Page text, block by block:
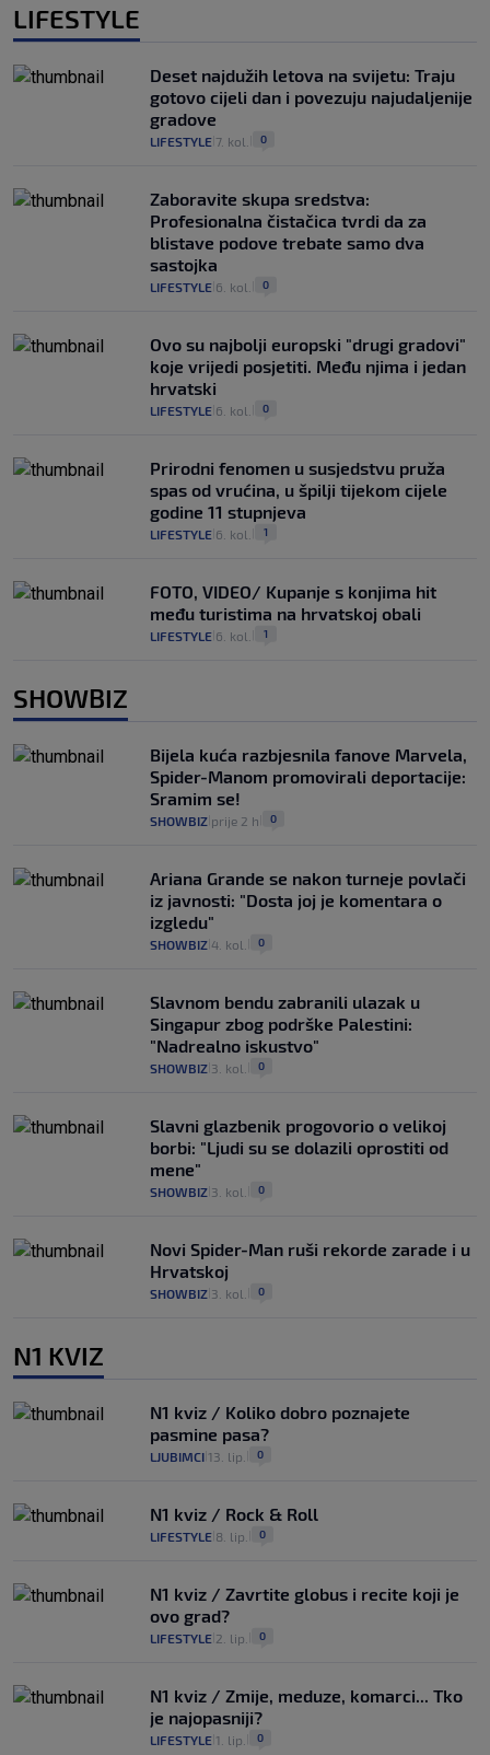
LIFESTYLE
Deset najdužih letova na svijetu: Traju
gotovo cijeli dan i povezuju najudaljenije
gradove
LIFESTYLE 7. kol. 0
Zaboravite skupa sredstva:
Profesionalna čistačica tvrdi da za
blistave podove trebate samo dva
sastojka
LIFESTYLE 6. kol. 0
Ovo su najbolji europski "drugi gradovi"
koje vrijedi posjetiti. Među njima i jedan
hrvatski
LIFESTYLE 6. kol. 0
Prirodni fenomen u susjedstvu pruža
spas od vrućina, u špilji tijekom cijele
godine 11 stupnjeva
LIFESTYLE 6. kol. 1
FOTO, VIDEO/ Kupanje s konjima hit
među turistima na hrvatskoj obali
LIFESTYLE 6. kol. 1
SHOWBIZ
Bijela kuća razbjesnila fanove Marvela,
Spider-Manom promovirali deportacije:
Sramim se!
SHOWBIZ prije 2 h 0
Ariana Grande se nakon turneje povlači
iz javnosti: "Dosta joj je komentara o
izgledu"
SHOWBIZ 4. kol. 0
Slavnom bendu zabranili ulazak u
Singapur zbog podrške Palestini:
"Nadrealno iskustvo"
SHOWBIZ 3. kol. 0
Slavni glazbenik progovorio o velikoj
borbi: "Ljudi su se dolazili oprostiti od
mene"
SHOWBIZ 3. kol. 0
Novi Spider-Man ruši rekorde zarade i u
Hrvatskoj
SHOWBIZ 3. kol. 0
N1 KVIZ
N1 kviz / Koliko dobro poznajete
pasmine pasa?
LJUBIMCI 13. lip. 0
N1 kviz / Rock & Roll
LIFESTYLE 8. lip. 0
N1 kviz / Zavrtite globus i recite koji je
ovo grad?
LIFESTYLE 2. lip. 0
N1 kviz / Zmije, meduze, komarci... Tko
je najopasniji?
LIFESTYLE 1. lip. 0